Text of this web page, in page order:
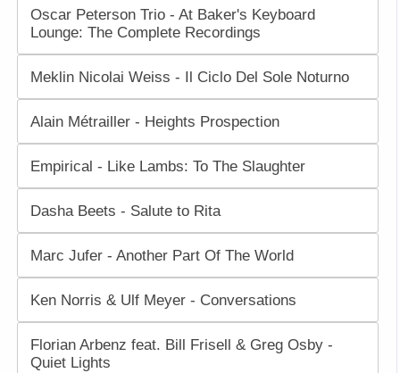
Oscar Peterson Trio - At Baker's Keyboard
Lounge: The Complete Recordings
Meklin Nicolai Weiss - Il Ciclo Del Sole Noturno
Alain Métrailler - Heights Prospection
Empirical - Like Lambs: To The Slaughter
Dasha Beets - Salute to Rita
Marc Jufer - Another Part Of The World
Ken Norris & Ulf Meyer - Conversations
Florian Arbenz feat. Bill Frisell & Greg Osby -
Quiet Lights